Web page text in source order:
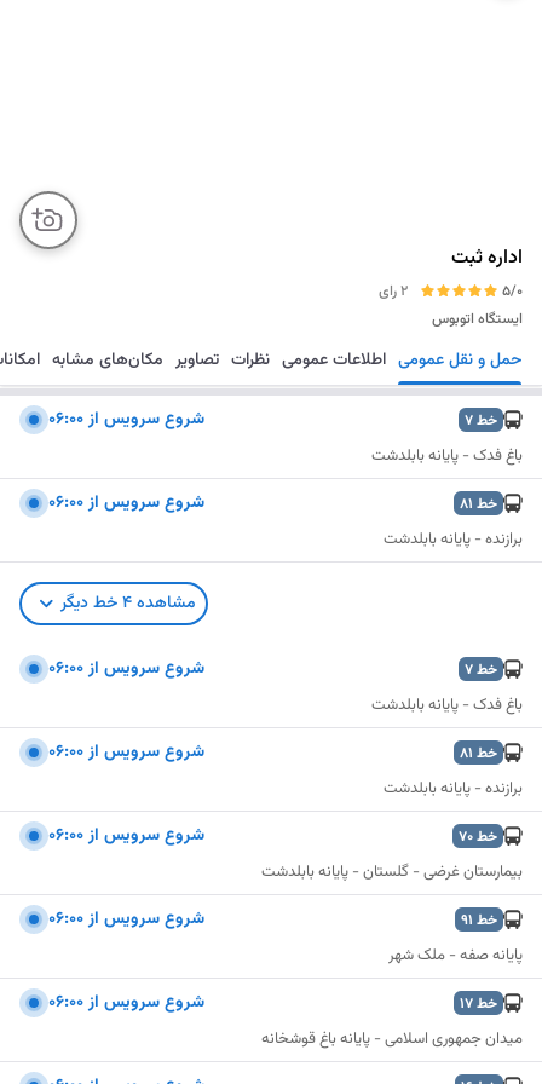
اداره ثبت
5/0
2 رای
ایستگاه اتوبوس
مسیریابی ذخیره ارسال حمل و نقل عمومی اطلاعات عمومی نظرات تصاویر مکان‌های مشابه
خط7 شروع سرویس از ۰۶:۰۰
باغ فدک - پایانه بابلدشت
خط 81 شروع سرویس از ۰۶:۰۰
برازنده - پایانه بابلدشت
مشاهده4خط دیگر
خط7 شروع سرویس از ۰۶:۰۰
باغ فدک - پایانه بابلدشت
خط 81 شروع سرویس از ۰۶:۰۰
برازنده - پایانه بابلدشت
خط70 شروع سرویس از ۰۶:۰۰
بیمارستان غرضی - گلستان - پایانه بابلدشت
خط 91 شروع سرویس از ۰۶:۰۰
پایانه صفه - ملک شهر
خط17 شروع سرویس از ۰۶:۰۰
میدان جمهوری اسلامی - پایانه باغ قوشخانه